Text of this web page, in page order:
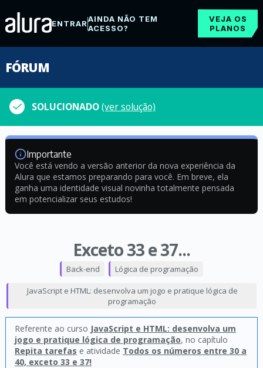
ENTRARAINDA NÃO TEM
ACESSO?
VEJA OS
PLANOS
FÓRUM
SOLUCIONADO(ver solução)
Importante
Você está vendo a versão anterior da nova experiência da
Alura que estamos preparando para você. Em breve, ela
ganha uma identidade visual novinha totalmente pensada
em potencializar seus estudos!
Exceto 33 e 37...
Back-end Lógica de programação
JavaScript e HTML: desenvolva um jogo e pratique lógica de
programação
Referente ao curso JavaScript e HTML: desenvolva um
jogo e pratique lógica de programação, no capítulo
Repita tarefas e atividade Todos os números entre 30 a
40, exceto 33 e 37!